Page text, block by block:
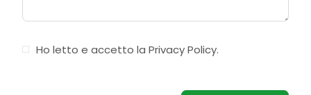
Ho letto e accetto laPrivacy Policy.